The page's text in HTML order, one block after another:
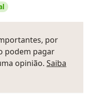
por
podem pagar
opinião. Saiba